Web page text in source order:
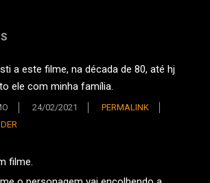
a este filme, na década de 80, até hj
ele com minha família.
24/02/2021
PERMALINK
filme.